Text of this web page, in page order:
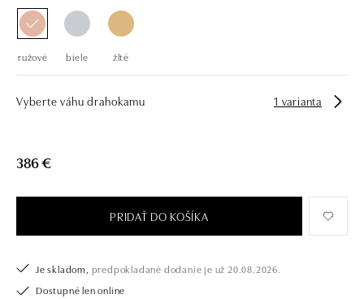
ružové biele žlté
Vyberte váhu drahokamu 1 varianta
386 €
PRIDAŤ DO KOŠÍKA
Je skladom, predpokladané dodanie je už 20.08.2026.
Dostupné len online